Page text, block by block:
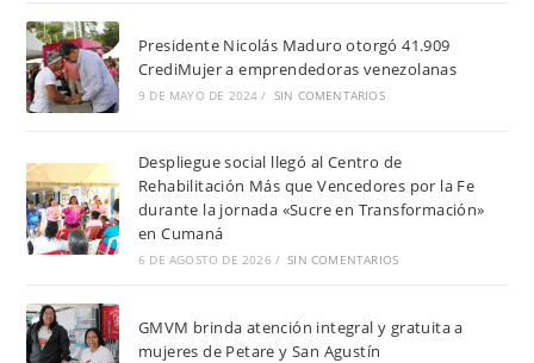
Presidente Nicolás Maduro otorgó 41.909
CrediMujer a emprendedoras venezolanas
9 DE MAYO DE 2024 / SIN COMENTARIOS
Despliegue social llegó al Centro de
Rehabilitación Más que Vencedores por la Fe
durante la jornada «Sucre en Transformación»
en Cumaná
6 DE AGOSTO DE 2026 / SIN COMENTARIOS
GMVM brinda atención integral y gratuita a
mujeres de Petare y San Agustín